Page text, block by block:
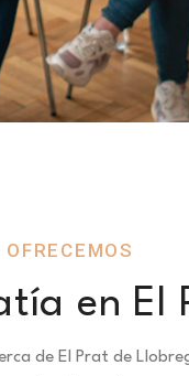
OFRECEMOS
en El
de El Prat de